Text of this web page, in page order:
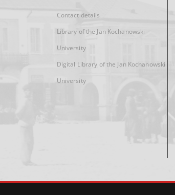
Contact details
Library of the Jan Kochanowski
University
Digital Library of the Jan Kochanowski
University